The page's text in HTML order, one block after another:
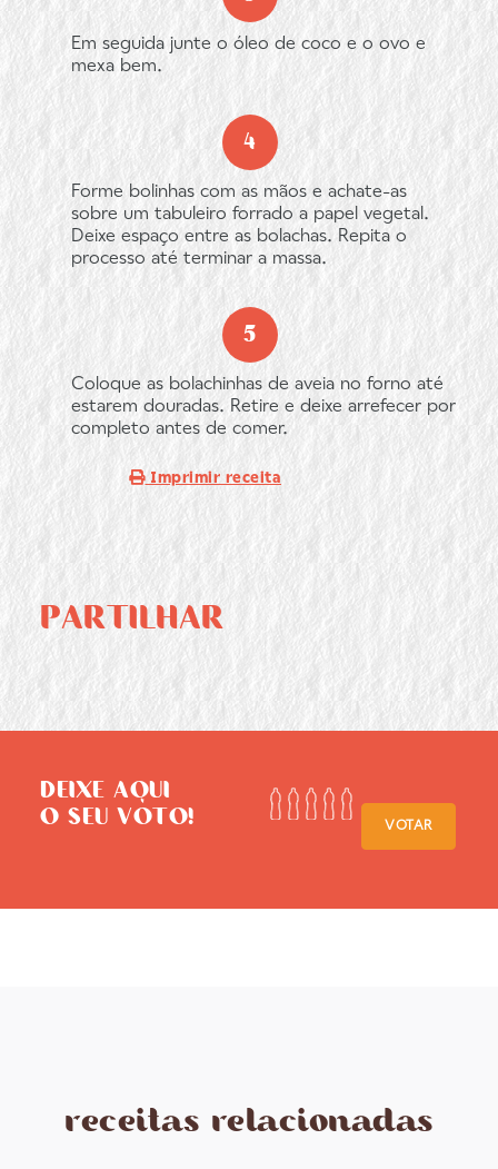
Em seguida junte o óleo de coco e o ovo e
mexa bem.
Forme bolinhas com as mãos e achate-as
sobre um tabuleiro forrado a papel vegetal.
Deixe espaço entre as bolachas. Repita o
processo até terminar a massa.
Coloque as bolachinhas de aveia no forno até
estarem douradas. Retire e deixe arrefecer por
completo antes de comer.
Imprimir receita
PARTILHAR
DEIXE AQUI
O SEU VOTO!
VOTAR
receitas relacionadas